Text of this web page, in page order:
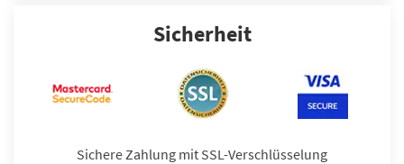
Sicherheit
Sichere Zahlung mit SSL-Verschlüsselung